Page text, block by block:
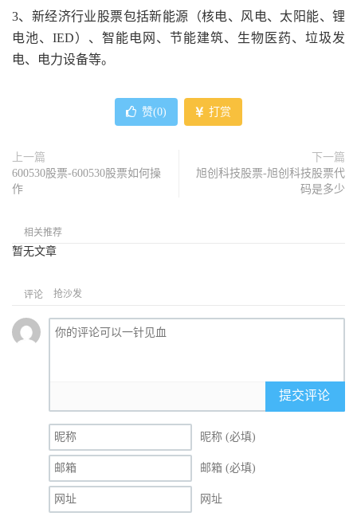
3、新经济行业股票包括新能源（核电、风电、太阳能、锂
电池、IED）、智能电网、节能建筑、生物医药、垃圾发
电、电力设备等。
赞(0) 打赏
上一篇
600530股票-600530股票如何操
作
下一篇
旭创科技股票-旭创科技股票代
码是多少
相关推荐
暂无文章
评论 抢沙发
提交评论
昵称 (必填)
邮箱 (必填)
网址